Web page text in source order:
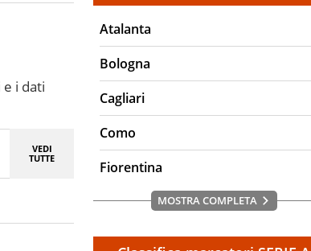
i dati
VEDI
TUTTE
Atalanta
Bologna
Cagliari
Como
Fiorentina
MOSTRA COMPLETA